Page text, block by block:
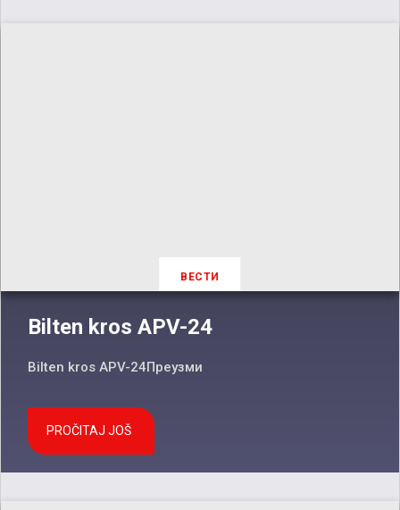
ВЕСТИ
Bilten kros APV-24
Bilten kros APV-24Преузми
PROČITAJ JOŠ